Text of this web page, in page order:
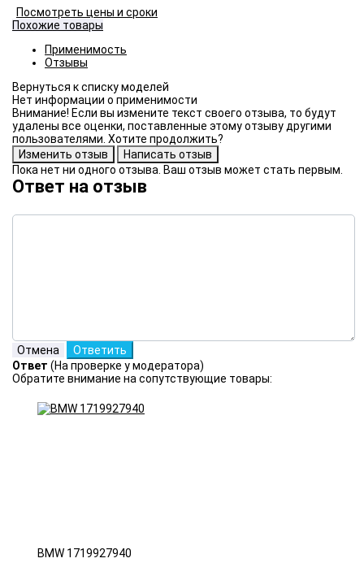
Посмотреть цены и сроки
Похожие товары
Применимость
Отзывы
Нет информации о применимости
Внимание! Если вы измените текст своего отзыва, то будут
удалены все оценки, поставленные этому отзыву другими
пользователями. Хотите продолжить?
Пока нет ни одного отзыва. Ваш отзыв может стать первым.
Ответ на отзыв
Ответ (На проверке у модератора)
Обратите внимание на сопутствующие товары:
BMW 1719927940